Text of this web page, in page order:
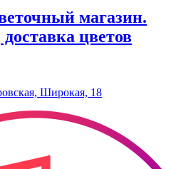
магазин.
цветов
Широкая, 18